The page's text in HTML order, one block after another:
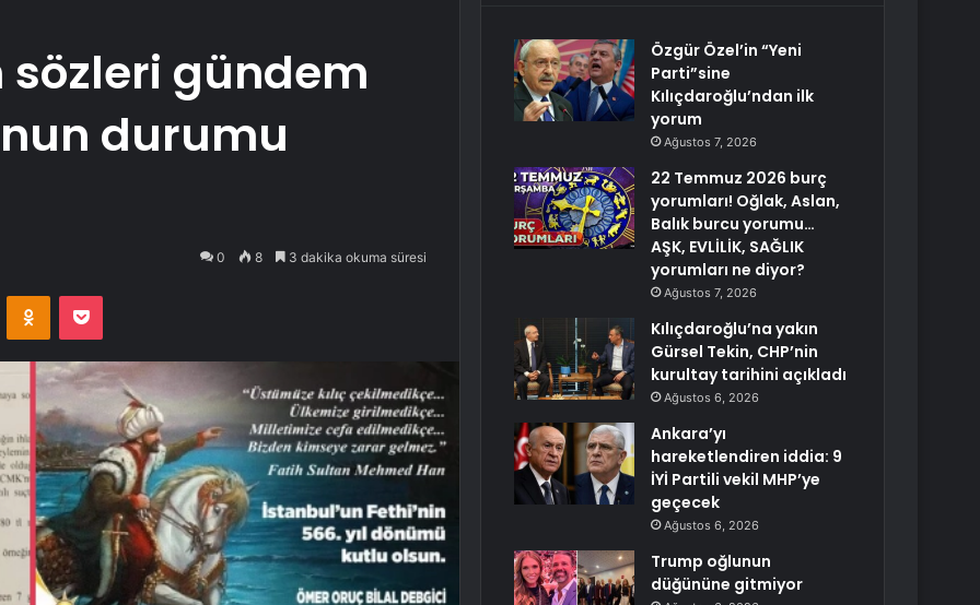
sözleri gündem
durumu
0 8 3 dakika okuma süresi
Odnoklassniki
Pocket
Özgür Özel’in “Yeni
Parti”sine
Kılıçdaroğlu’ndan ilk
yorum
Ağustos 7, 2026
22 Temmuz 2026 burç
yorumları! Oğlak, Aslan,
Balık burcu yorumu…
AŞK, EVLİLİK, SAĞLIK
yorumları ne diyor?
Ağustos 7, 2026
Kılıçdaroğlu’na yakın
Gürsel Tekin, CHP’nin
kurultay tarihini açıkladı
Ağustos 6, 2026
Ankara’yı
hareketlendiren iddia: 9
İYİ Partili vekil MHP’ye
geçecek
Ağustos 6, 2026
Trump oğlunun
düğününe gitmiyor